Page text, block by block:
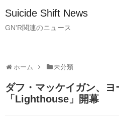
Suicide Shift News
GN'R関連のニュース
ホーム 未分類
ダフ・マッケイガン、
「Lighthouse」開幕